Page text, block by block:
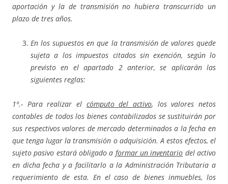
aportación y la de transmisión no hubiera transcurrido un
plazo de tres años.
En los supuestos en que la transmisión de valores quede
sujeta a los impuestos citados sin exención, según lo
previsto en el apartado 2 anterior, se aplicarán las
siguientes reglas:
1ª.- Para realizar el cómputo del activo, los valores netos
contables de todos los bienes contabilizados se sustituirán por
sus respectivos valores de mercado determinados a la fecha en
que tenga lugar la transmisión o adquisición. A estos efectos, el
sujeto pasivo estará obligado a formar un inventario del activo
en dicha fecha y a facilitarlo a la Administración Tributaria a
requerimiento de esta. En el caso de bienes inmuebles, los